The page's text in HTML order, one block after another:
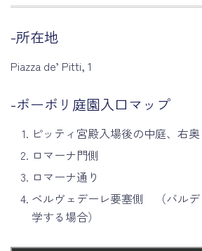
-所在地
Piazza de’ Pitti, 1
-ボーボリ庭園入口マップ
ピッティ宮殿入場後の中庭、右奥
ロマーナ門側
ロマーナ通り
ベルヴェデーレ要塞側 （バルデ
学する場合）